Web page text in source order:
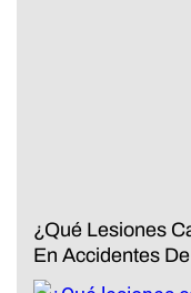
¿Qué Lesiones
En Accidentes